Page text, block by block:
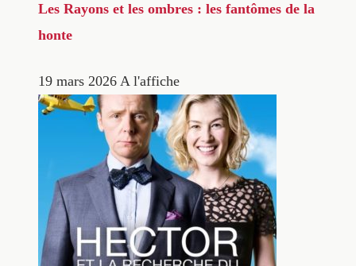
Les Rayons et les ombres : les fantômes de la
honte
19 mars 2026 A l'affiche